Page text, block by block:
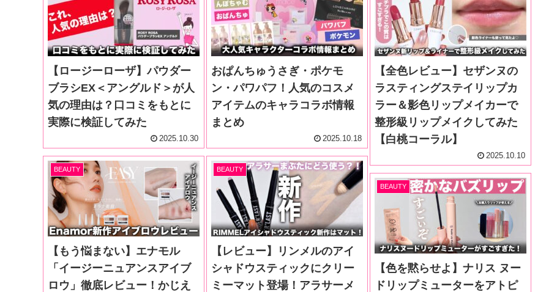
【ロージーローザ】パウダー
ブラシEX＜アングルド＞が人
気の理由は？口コミをもとに
実際に検証してみた
2025.10.30
おぱんちゅうさぎ・ポケモ
ン・パワパフ！人気のコスメ
アイテムのキャラコラボ情報
まとめ
2025.10.18
【全色レビュー】セザンヌの
ラスティングステイリップカ
ラー＆影色リップメイカーで
整形級リップメイクしてみた
【白桃コーラル】
2025.10.10
BEAUTY
【もう悩まない】エナモル
「イージーニュアンスアイブ
ロウ」徹底レビュー！かじえ
BEAUTY
【レビュー】リンメルのアイ
シャドウスティックにクリー
ミーマット登場！アラサーメ
BEAUTY
【色を黙らせよ】ナリス ヌー
ドリップミューターをアトピ